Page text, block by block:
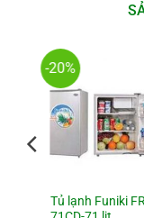
-20%
Tủ lạnh Funiki